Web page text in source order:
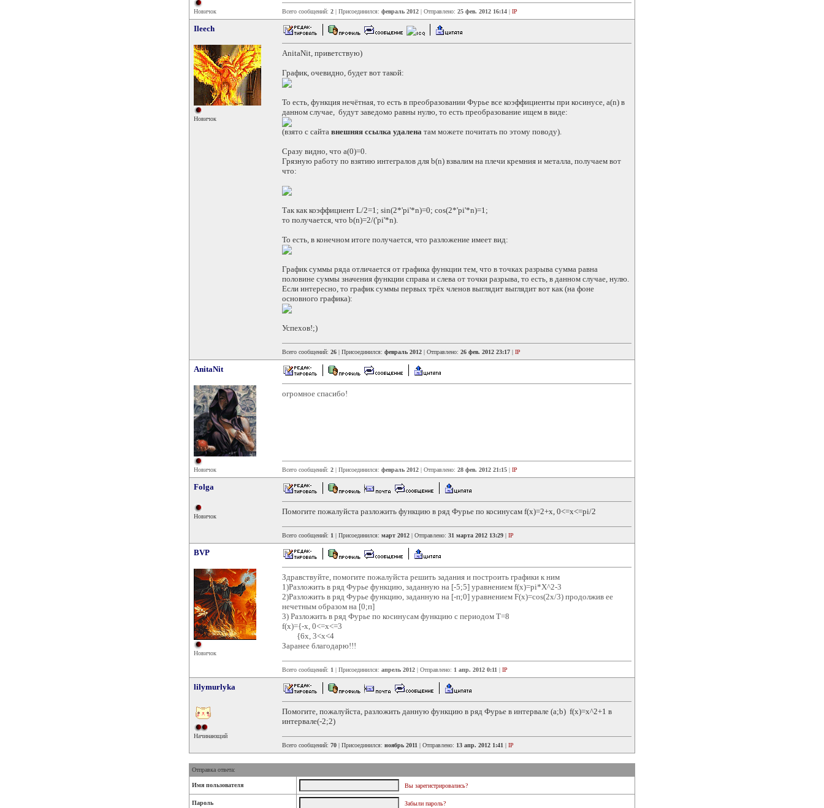
Новичок Всего сообщений: 2 | Присоединился: февраль 2012 | Отправлено: 25 фев. 2012 16:14 | IP
Ileech
Новичок
AnitaNit, приветствую)
График, очевидно, будет вот такой:
То есть, функция нечётная, то есть в преобразовании Фурье все коэффициенты при косинусе, a(n) в
данном случае, будут заведомо равны нулю, то есть преобразование ищем в виде:
(взято с сайта внешняя ссылка удалена там можете почитать по этому поводу).
Сразу видно, что а(0)=0.
Грязную работу по взятию интегралов для b(n) взвалим на плечи кремния и металла, получаем вот
что:
Так как коэффициент L/2=1; sin(2*'pi'*n)=0; cos(2*'pi'*n)=1;
то получается, что b(n)=2/('pi'*n).
То есть, в конечном итоге получается, что разложение имеет вид:
График суммы ряда отличается от графика функции тем, что в точках разрыва сумма равна
половине суммы значения функции справа и слева от точки разрыва, то есть, в данном случае, нулю.
Если интересно, то график суммы первых трёх членов выглядит выглядит вот как (на фоне
основного графика):
Успехов!;)
Всего сообщений: 26 | Присоединился: февраль 2012 | Отправлено: 26 фев. 2012 23:17 | IP
AnitaNit
Новичок
огромное спасибо!
Всего сообщений: 2 | Присоединился: февраль 2012 | Отправлено: 28 фев. 2012 21:15 | IP
Folga
Новичок
Помогите пожалуйста разложить функцию в ряд Фурье по косинусам f(x)=2+x, 0<=x<=pi/2
Всего сообщений: 1 | Присоединился: март 2012 | Отправлено: 31 марта 2012 13:29 | IP
BVP
Новичок
Здравствуйте, помогите пожалуйста решить задания и построить графики к ним
1)Разложить в ряд Фурье функцию, заданную на [-5;5] уравнением f(x)=pi*X^2-3
2)Разложить в ряд Фурье функцию, заданную на [-п;0] уравнением F(x)=cos(2x/3) продолжив ее
нечетным образом на [0;п]
3) Разложить в ряд Фурье по косинусам функцию с периодом T=8
f(x)={-x, 0<=x<=3
{6x, 3<x<4
Заранее благодарю!!!
Всего сообщений: 1 | Присоединился: апрель 2012 | Отправлено: 1 апр. 2012 0:11 | IP
lilymurlyka
Начинающий
Помогите, пожалуйста, разложить данную функцию в ряд Фурье в интервале (а;b) f(x)=x^2+1 в
интервале(-2;2)
Всего сообщений: 70 | Присоединился: ноябрь 2011 | Отправлено: 13 апр. 2012 1:41 | IP
Отправка ответа:
Имя пользователя Вы зарегистрировались?
Пароль Забыли пароль?